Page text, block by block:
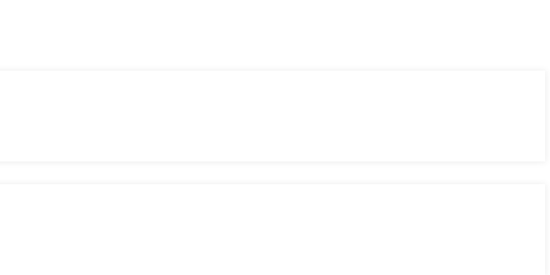
complicações.
do mercado.
e dApps.